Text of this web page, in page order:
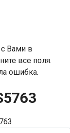
Вами в
все поля.
ошибка.